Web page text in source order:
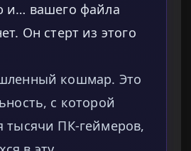
и… вашего файла
Он стерт из этого
кошмар. Это
с которой
тысячи ПК-геймеров,